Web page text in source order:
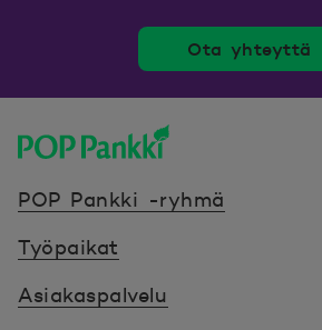
Ota yhteyttä
POP Pankki -ryhmä
Työpaikat
Asiakaspalvelu